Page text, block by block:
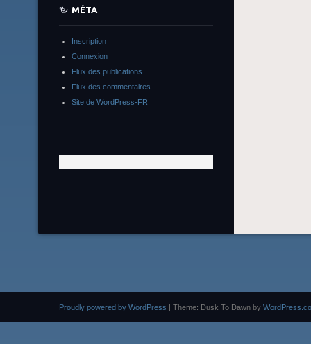
MÉTA
Inscription
Connexion
Flux des publications
Flux des commentaires
Site de WordPress-FR
Proudly powered by WordPress | Theme: Dusk To Dawn by